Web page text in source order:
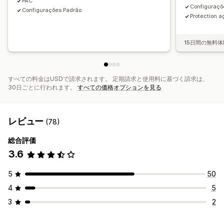
Configurações Padrão
Protection
15日間の無料
すべての料金はUSDで請求されます。 定期請求と使用料に基づく請求は、
30日ごとに行われます。 すべての価格オプションを見る
レビュー (78)
総合評価
3.6
5
50
4
5
3
2